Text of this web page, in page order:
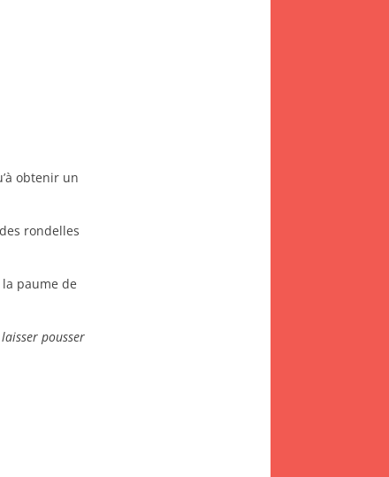
obtenir un
rondelles
paume de
pousser